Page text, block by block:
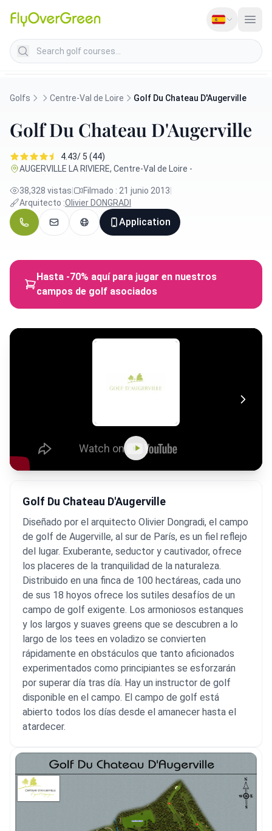
Search golf courses
Golfs Centre-Val de Loire Golf Du Chateau D'Augerville
Golf Du Chateau D'Augerville
4.43/ 5 (44)
AUGERVILLE LA RIVIERE, Centre-Val de Loire -
38,328 vistas Filmado : 21 junio 2013
Arquitecto :Olivier DONGRADI
Application
Hasta -70% aquí para jugar en nuestros
campos de golf asociados
Golf Du Chateau D'Augerville
Diseñado por el arquitecto Olivier Dongradi, el campo
de golf de Augerville, al sur de París, es un fiel reflejo
del lugar. Exuberante, seductor y cautivador, ofrece
los placeres de la tranquilidad de la naturaleza.
Distribuido en una finca de 100 hectáreas, cada uno
de sus 18 hoyos ofrece los sutiles desafíos de un
campo de golf exigente. Los armoniosos estanques
y los largos y suaves greens que se descubren a lo
largo de los tees en voladizo se convierten
rápidamente en obstáculos que tanto aficionados
experimentados como principiantes se esforzarán
por superar día tras día. Hay un instructor de golf
disponible en el campo. El campo de golf está
abierto todos los días desde el amanecer hasta el
atardecer.